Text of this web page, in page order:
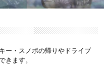
ー・スノボの帰りやドライブ
きます。